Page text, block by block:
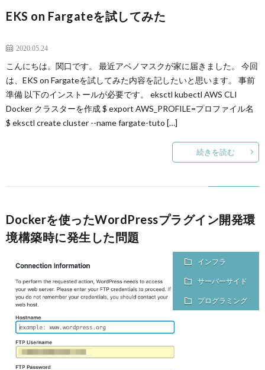
EKS on Fargateを試してみた
サーバーレス
2020.05.24
こんにちは。関口です。 最近アベノマスクが家に届きました。 今回
は、EKS on Fargateを試してみた内容を記したいと思います。 事前
準備 以下のインストールが必要です。 eksctl kubectl AWS CLI
Docker クラスターを作成 $ export AWS_PROFILE=プロファイル名
$ eksctl create cluster --name fargate-tuto […]
続きを読む
Dockerを使ったWordPressプラグイン開発環
境構築時に発生した問題
インフラ
サーバーサイド
プログラミング